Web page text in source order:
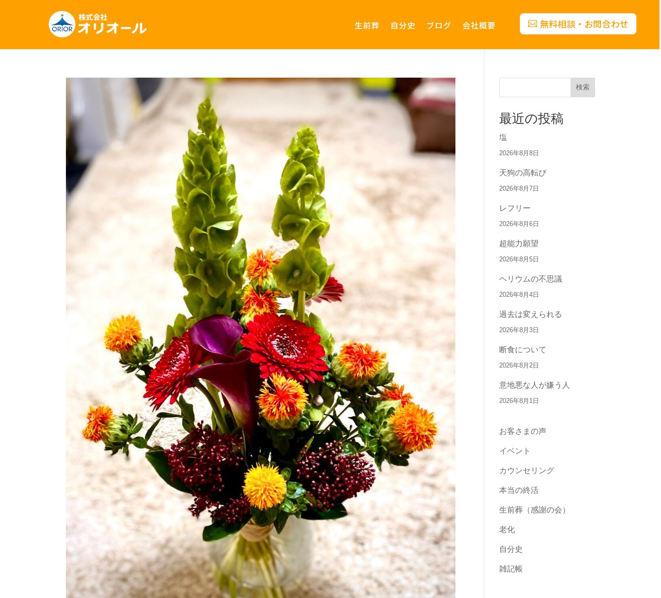
生前葬 自分史 ブログ 会社概要 無料相談・お問合わせ
検索
最近の投稿
塩
2026年8月8日
天狗の高転び
2026年8月7日
レフリー
2026年8月6日
超能力願望
2026年8月5日
ヘリウムの不思議
2026年8月4日
過去は変えられる
2026年8月3日
断食について
2026年8月2日
意地悪な人が嫌う人
2026年8月1日
お客さまの声
イベント
カウンセリング
本当の終活
生前葬（感謝の会）
老化
自分史
雑記帳